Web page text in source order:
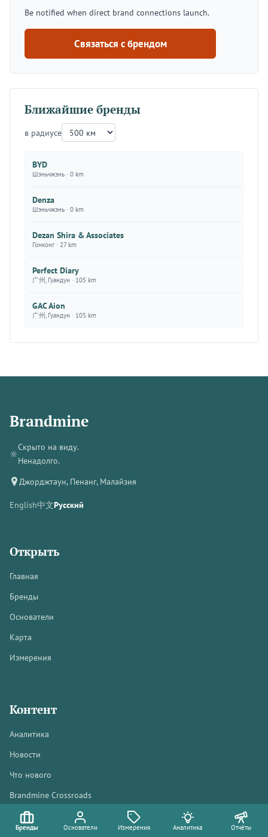
Be notified when direct brand connections launch.
Связаться с брендом
Ближайшие бренды
в радиусе
BYD
Шэньчжэнь · 0 km
Denza
Шэньчжэнь · 0 km
Dezan Shira & Associates
Гонконг · 27 km
Perfect Diary
广州, Гуандун · 105 km
GAC Aion
广州, Гуандун · 105 km
Brandmine
🔆
Скрыто на виду.
Ненадолго.
Джорджтаун, Пенанг, Малайзия
English中文Русский
Открыть
Главная
Бренды
Основатели
Карта
Измерения
Контент
Аналитика
Новости
Что нового
Brandmine Crossroads
Бренды Основатели Измерения Аналитика Отчёты